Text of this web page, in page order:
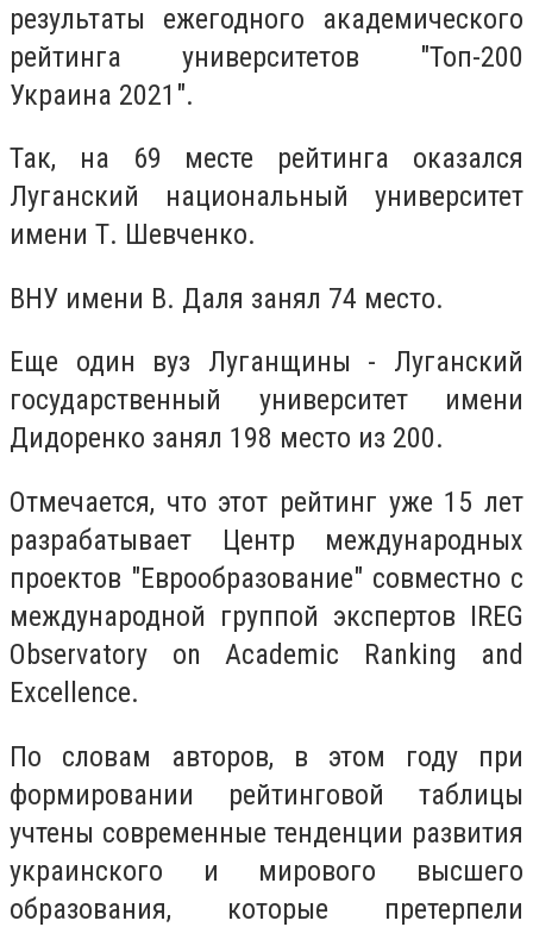
результаты ежегодного академического
рейтинга университетов "Топ-200
Украина 2021".
Так, на 69 месте рейтинга оказался
Луганский национальный университет
имени Т. Шевченко.
ВНУ имени В. Даля занял 74 место.
Еще один вуз Луганщины - Луганский
государственный университет имени
Дидоренко занял 198 место из 200.
Отмечается, что этот рейтинг уже 15 лет
разрабатывает Центр международных
проектов "Еврообразование" совместно с
международной группой экспертов IREG
Observatory on Academic Ranking and
Excellence.
По словам авторов, в этом году при
формировании рейтинговой таблицы
учтены современные тенденции развития
украинского и мирового высшего
образования, которые претерпели